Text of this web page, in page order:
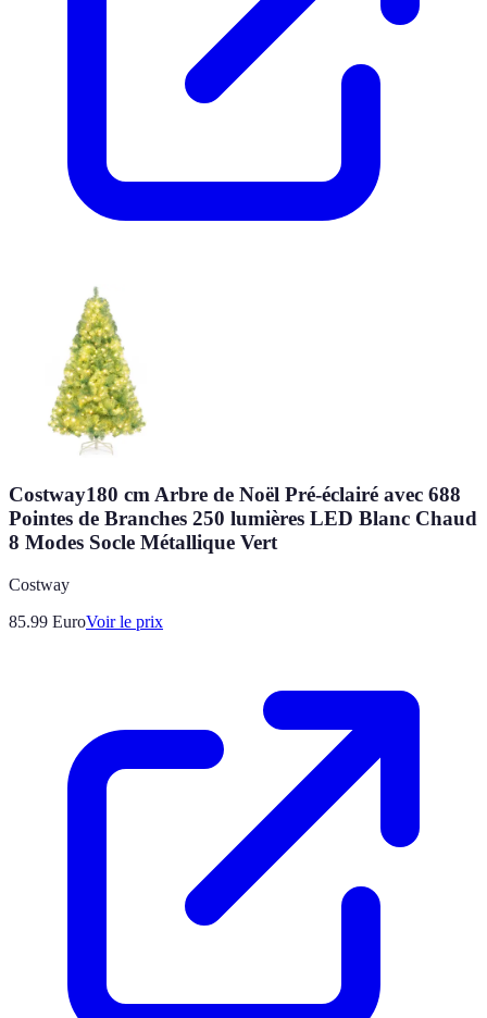
Costway180 cm Arbre de Noël Pré-éclairé avec 688
Pointes de Branches 250 lumières LED Blanc Chaud
8 Modes Socle Métallique Vert
Costway
85.99 EuroVoir le prix